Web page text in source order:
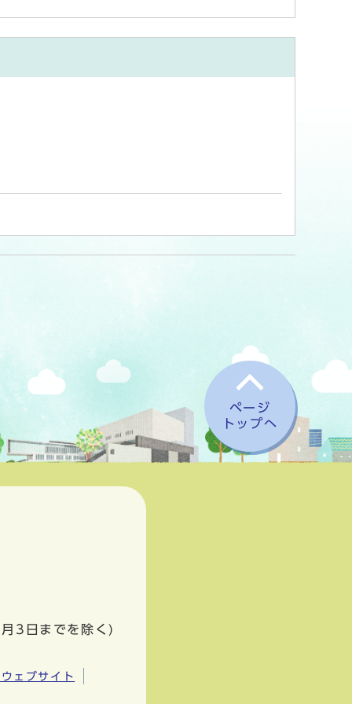
ページ
トップへ
3日までを除く)
ェブサイト